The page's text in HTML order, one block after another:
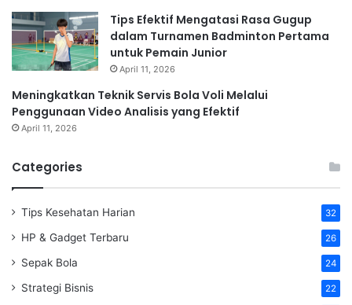
Tips Efektif Mengatasi Rasa Gugup
dalam Turnamen Badminton Pertama
untuk Pemain Junior
April 11, 2026
Meningkatkan Teknik Servis Bola Voli Melalui
Penggunaan Video Analisis yang Efektif
April 11, 2026
Categories
Tips Kesehatan Harian 32
HP & Gadget Terbaru 26
Sepak Bola 24
Strategi Bisnis 22